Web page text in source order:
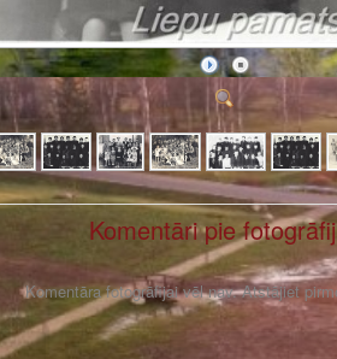
Komentāri pie
Komentāra fotogrāfijai vēl nav. Atstājiet